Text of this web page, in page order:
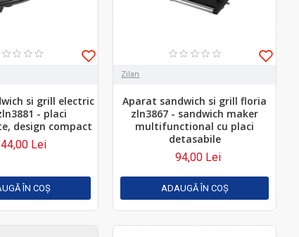
si grill electric
- placi
design compact
Lei
ÎN COŞ
Zilan
Aparat sandwich si grill floria
zln3867 - sandwich maker
multifunctional cu placi
detasabile
94,00 Lei
ADAUGĂ ÎN COŞ